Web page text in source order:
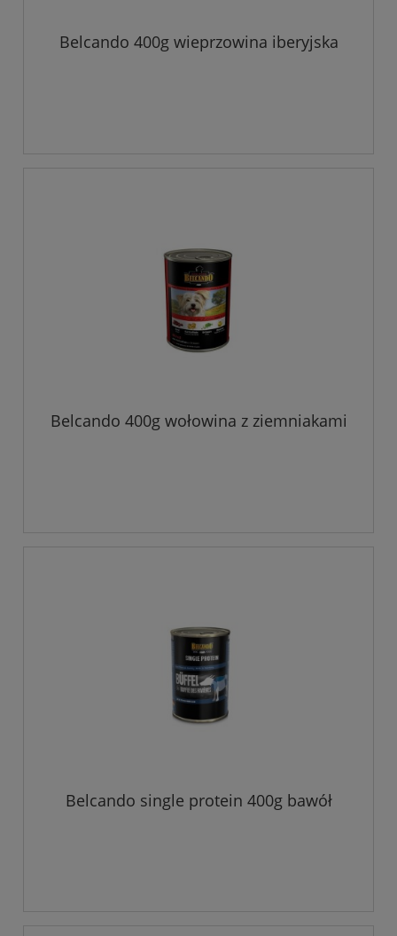
Belcando 400g wieprzowina iberyjska
Belcando 400g wołowina z ziemniakami
Belcando single protein 400g bawół